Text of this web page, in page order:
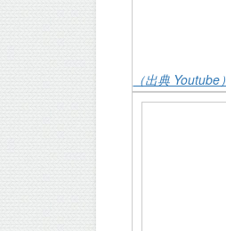
（出典 Youtube）